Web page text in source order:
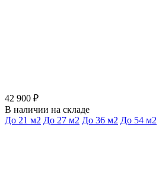
42 900 ₽
В наличии на складе
До 21 м2 До 27 м2 До 36 м2 До 54 м2